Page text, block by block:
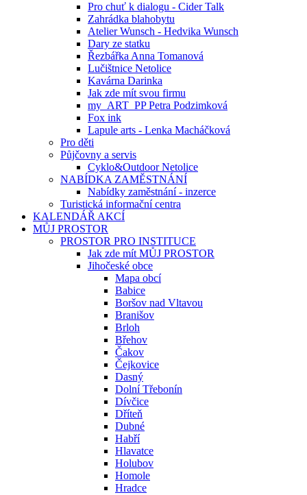
Pro chuť k dialogu - Cider Talk
Zahrádka blahobytu
Atelier Wunsch - Hedvika Wunsch
Dary ze statku
Řezbářka Anna Tomanová
Lučištnice Netolice
Kavárna Darinka
Jak zde mít svou firmu
my_ART_PP Petra Podzimková
Fox ink
Lapule arts - Lenka Macháčková
Pro děti
Půjčovny a servis
Cyklo&Outdoor Netolice
NABÍDKA ZAMĚSTNÁNÍ
Nabídky zaměstnání - inzerce
Turistická informační centra
KALENDÁŘ AKCÍ
MŮJ PROSTOR
PROSTOR PRO INSTITUCE
Jak zde mít MŮJ PROSTOR
Jihočeské obce
Mapa obcí
Babice
Boršov nad Vltavou
Branišov
Brloh
Břehov
Čakov
Čejkovice
Dasný
Dolní Třebonín
Dívčice
Dříteň
Dubné
Habří
Hlavatce
Holubov
Homole
Hradce